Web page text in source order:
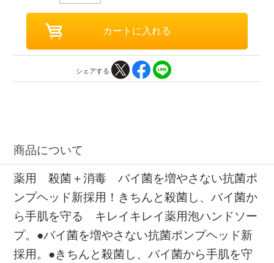
シェアする
商品について
薬用 殺菌＋消毒 バイ菌を増やさない抗菌ポ
ンプヘッド新採用！きちんと殺菌し、バイ菌か
ら手肌を守る キレイキレイ薬用泡ハンドソー
プ。●バイ菌を増やさない抗菌ポンプヘッド新
採用。●きちんと殺菌し、バイ菌から手肌を守